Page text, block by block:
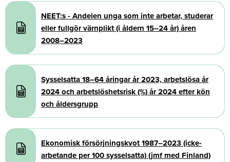
Document
NEET:s - Andelen unga som inte arbetar, studerar
eller fullgör värnplikt (i åldern 15–24 år) åren
2008–2023
Document
Sysselsatta 18–64 åringar år 2023, arbetslösa år
2024 och arbetslöshetsrisk (%) år 2024 efter kön
och åldersgrupp
Document
Ekonomisk försörjningskvot 1987–2023 (icke-
arbetande per 100 sysselsatta) (jmf med Finland)